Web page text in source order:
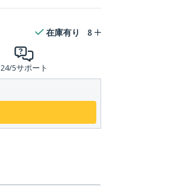
在庫有り 8
24/5サポート